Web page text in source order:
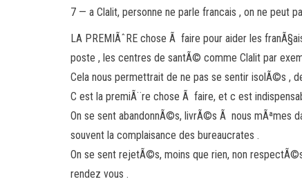
7 — a Clalit, personne ne parle francais , on ne peut
LA PREMIÃˆRE chose Ã faire pour aider les
poste , les centres de santÃ© comme Clalit par
Cela nous permettrait de ne pas se sentir isolÃ©s ,
C est la premiÃ¨re chose Ã faire, et c est
On se sent abandonnÃ©s, livrÃ©s Ã nous mÃªmes
souvent la complaisance des bureaucrates .
On se sent rejetÃ©s, moins que rien, non
rendez vous .